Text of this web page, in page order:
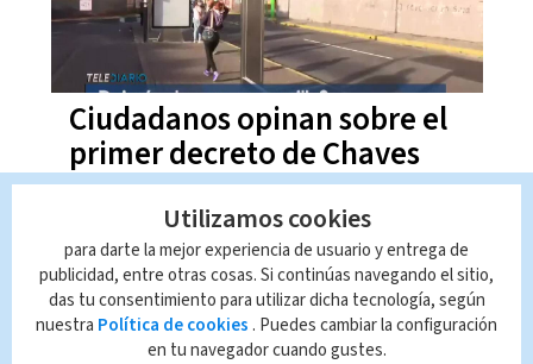
Ciudadanos opinan sobre el
primer decreto de Chaves
Utilizamos cookies
para darte la mejor experiencia de usuario y entrega de
publicidad, entre otras cosas. Si continúas navegando el sitio,
das tu consentimiento para utilizar dicha tecnología, según
nuestra Política de cookies . Puedes cambiar la configuración
en tu navegador cuando gustes.